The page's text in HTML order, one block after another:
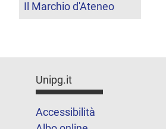
Il Marchio d'Ateneo
Unipg.it
Accessibilità